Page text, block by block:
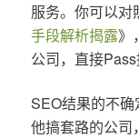
服务。你可以对
手段解析揭露》
公司，直接Pass
SEO结果的不
他搞套路的公司